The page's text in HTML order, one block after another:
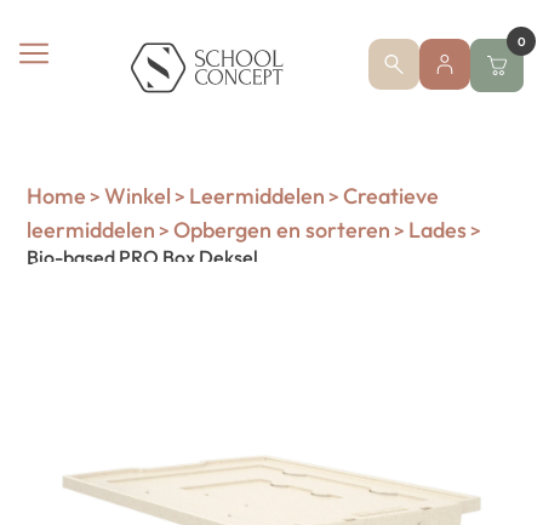
0
Home > Winkel > Leermiddelen > Creatieve
leermiddelen > Opbergen en sorteren > Lades>
Bio-based PRO Box Deksel